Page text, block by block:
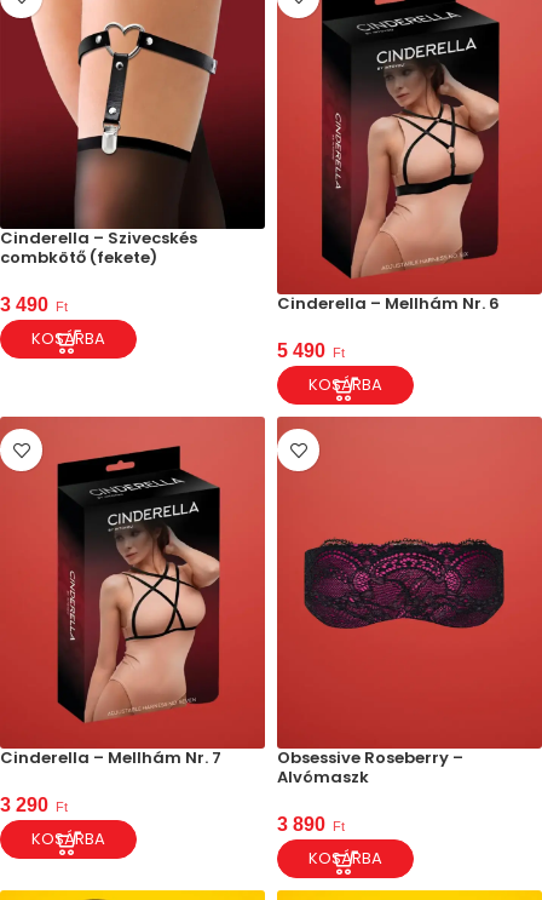
Cinderella – Szivecskés
combkötő (fekete)
3 490 Ft
KOSÁRBA
Cinderella – Mellhám Nr. 6
5 490 Ft
KOSÁRBA
Cinderella – Mellhám Nr. 7
3 290 Ft
KOSÁRBA
Obsessive Roseberry –
Alvómaszk
3 890 Ft
KOSÁRBA